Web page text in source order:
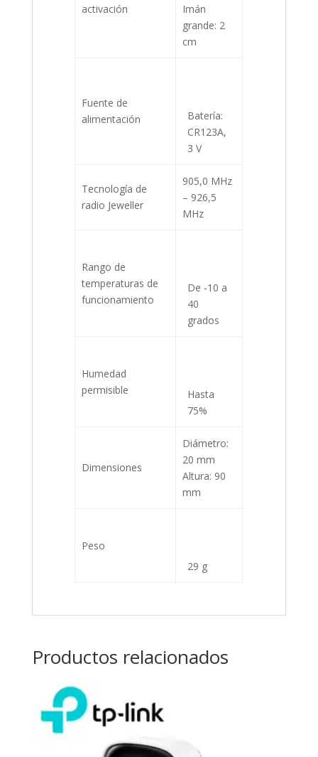
activación
Imán
grande: 2
cm
Fuente de
alimentación
Batería:
CR123A,
3 V
Tecnología de
radio Jeweller
905,0 MHz
– 926,5
MHz
Rango de
temperaturas de
funcionamiento
De -10 a
40
grados
Humedad
permisible
Hasta
75%
Dimensiones
Diámetro:
20 mm
Altura: 90
mm
Peso
29 g
Productos relacionados